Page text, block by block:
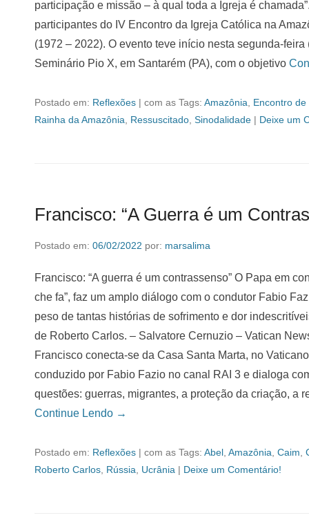
participação e missão – à qual toda a Igreja é
participantes do IV Encontro da Igreja Católica na
(1972 – 2022). O evento teve início nesta segunda-
Seminário Pio X, em Santarém (PA), com o objetivo
Postado em: Reflexões | com as Tags: Amazônia
Encontro
Rainha da Amazônia
Ressuscitado Sinodalidade | Deixe um
Francisco: “A Guerra é um
Postado em: 06/02/2022 por: marsalima
Francisco: “A guerra é um contrassenso” O Papa em
che fa”, faz um amplo diálogo com o condutor Fabio
peso de tantas histórias de sofrimento e dor
de Roberto Carlos. – Salvatore Cernuzio – Vatican
Francisco conecta-se da Casa Santa Marta, no
conduzido por Fabio Fazio no canal RAI 3 e dialoga
questões: guerras, migrantes, a proteção da criação, a
Continue Lendo →
Postado em: Reflexões | com as Tags: Abel Amazônia Caim
Roberto Carlos Rússia Ucrânia | Deixe um Comentário!